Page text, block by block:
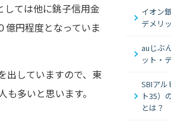
しては他に銚子信用金
億円程度となっていま
出していますので、東
多いと思います。
イオン
デメリ
auじぶ
ット・
SBIアル
ト35）
とは？